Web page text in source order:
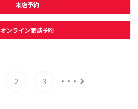
来店予約
オンライン商談予約
2 3